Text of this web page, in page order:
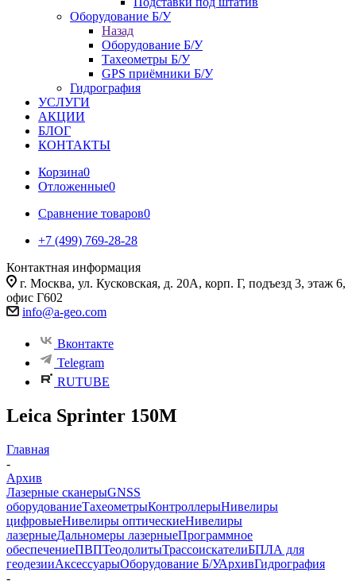
Оборудование Б/У
Назад
Оборудование Б/У
Тахеометры Б/У
GPS приёмники Б/У
Гидрография
УСЛУГИ
АКЦИИ
БЛОГ
КОНТАКТЫ
Корзина0
Отложенные0
Сравнение товаров0
+7 (499) 769-28-28
Контактная информация
г. Москва, ул. Кусковская, д. 20А, корп. Г, подъезд 3, этаж 6,
офис Г602
info@a-geo.com
Вконтакте
Telegram
RUTUBE
Leica Sprinter 150M
Главная
-
Архив
Лазерные сканерыGNSS
оборудованиеТахеометрыКонтроллерыНивелиры
цифровыеНивелиры оптическиеНивелиры
лазерныеДальномеры лазерныеПрограммное
обеспечениеПВПТеодолитыТрассоискателиБПЛА для
геодезииАксессуарыОборудование Б/УАрхивГидрография
-